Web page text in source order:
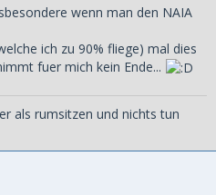
wenn man den NAIA
ich zu 90% fliege) mal dies
fuer mich kein Ende...
als rumsitzen und nichts tun